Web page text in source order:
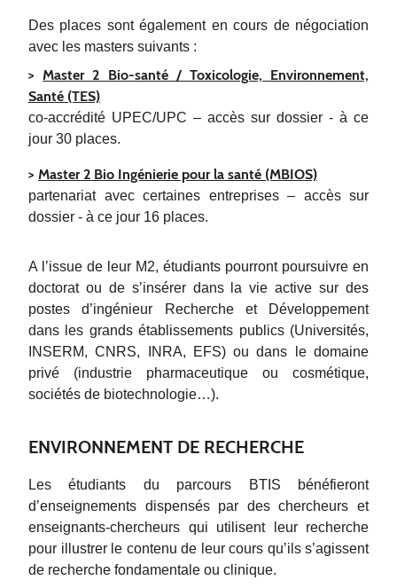
Des places sont également en cours de négociation
avec les masters suivants :
>Master 2 Bio-santé / Toxicologie, Environnement,
Santé (TES)
co-accrédité UPEC/UPC – accès sur dossier - à ce
jour 30 places.
> Master 2 Bio Ingénierie pour la santé (MBIOS)
partenariat avec certaines entreprises – accès sur
dossier - à ce jour 16 places.
A l’issue de leur M2, étudiants pourront poursuivre en
doctorat ou de s’insérer dans la vie active sur des
postes d’ingénieur Recherche et Développement
dans les grands établissements publics (Universités,
INSERM, CNRS, INRA, EFS) ou dans le domaine
privé (industrie pharmaceutique ou cosmétique,
sociétés de biotechnologie…).
ENVIRONNEMENT DE RECHERCHE
Les étudiants du parcours BTIS bénéfieront
d’enseignements dispensés par des chercheurs et
enseignants-chercheurs qui utilisent leur recherche
pour illustrer le contenu de leur cours qu’ils s’agissent
de recherche fondamentale ou clinique.